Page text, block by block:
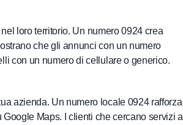
loro territorio. Un numero 0924 crea
che gli annunci con un numero
con un numero di cellulare o generico.
azienda. Un numero locale 0924 rafforza
Maps. I clienti che cercano servizi a